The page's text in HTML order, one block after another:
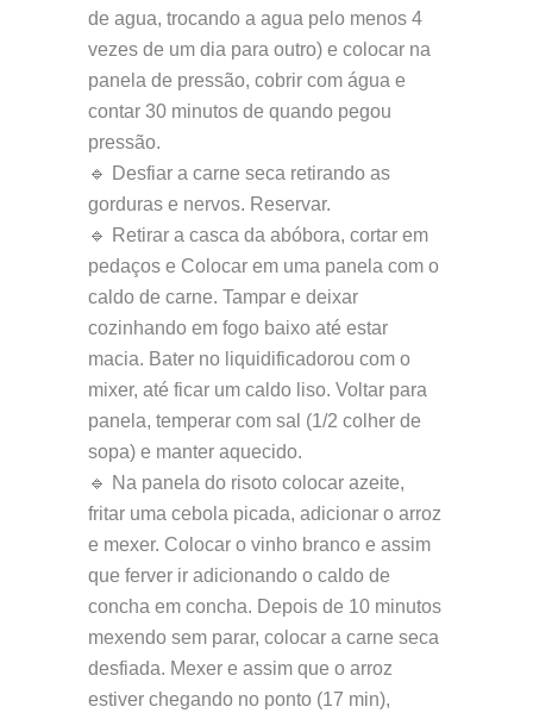
de agua, trocando a agua pelo menos 4
vezes de um dia para outro) e colocar na
panela de pressão, cobrir com água e
contar 30 minutos de quando pegou
pressão.
🔹 Desfiar a carne seca retirando as
gorduras e nervos. Reservar.
🔹 Retirar a casca da abóbora, cortar em
pedaços e Colocar em uma panela com o
caldo de carne. Tampar e deixar
cozinhando em fogo baixo até estar
macia. Bater no liquidificadorou com o
mixer, até ficar um caldo liso. Voltar para
panela, temperar com sal (1/2 colher de
sopa) e manter aquecido.
🔹 Na panela do risoto colocar azeite,
fritar uma cebola picada, adicionar o arroz
e mexer. Colocar o vinho branco e assim
que ferver ir adicionando o caldo de
concha em concha. Depois de 10 minutos
mexendo sem parar, colocar a carne seca
desfiada. Mexer e assim que o arroz
estiver chegando no ponto (17 min),